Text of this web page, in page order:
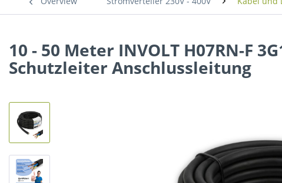
10 - 50 Meter INVOLT H07RN-F
Schutzleiter Anschlussleitung